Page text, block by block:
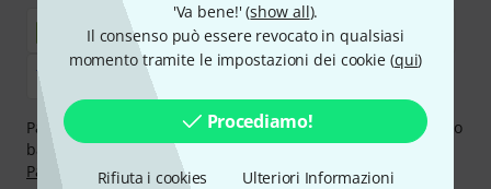
'Va bene!' (show all).
Il consenso può essere revocato in qualsiasi
momento tramite le impostazioni dei cookie (qui)
Procediamo!
Rifiuta i cookies Ulteriori Informazioni
Paga in tutta sicurezza con Contanti alla consegna, Bonifico
bancario, PayPal, Amazon Pay,Klarna Paga Ora,Klarna
Paga in 3 rateoppure Carta di credito.